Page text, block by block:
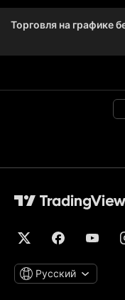
Торговля на графике
Русский